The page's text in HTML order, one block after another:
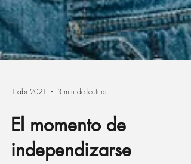
1 abr 2021 3 min de lectura
El momento de